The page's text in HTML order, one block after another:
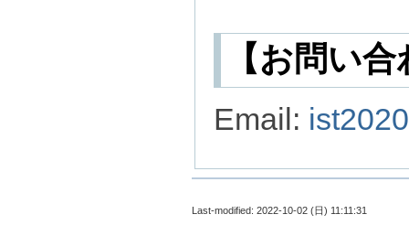
【お問い
Email:
Last-modified: 2022-10-02 (日) 11:11:31